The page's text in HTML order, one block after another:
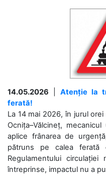
14.05.2026
Atenție la
ferată!
La 14 mai 2026, în jurul
Ocnița–Vălcineț,
aplice frânarea de
pătruns pe calea ferată
Regulamentului
întreprinse, impactul nu a